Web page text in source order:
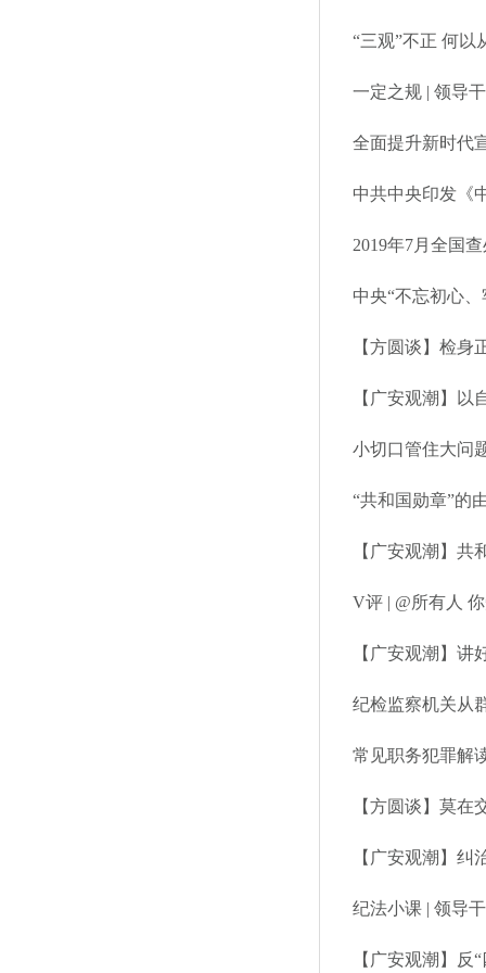
“三观”不正 何以
一定之规 | 领导
中共中央印发《
2019年7月全国
【方圆谈】检身
【广安观潮】以
小切口管住大问
“共和国勋章”的
【广安观潮】共
V评 | @所有人
【广安观潮】讲
纪检监察机关从
常见职务犯罪解
【方圆谈】莫在
【广安观潮】纠
纪法小课 | 领导
【广安观潮】反